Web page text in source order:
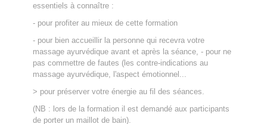
essentiels à connaître :
- pour profiter au mieux de cette formation
- pour bien accueillir la personne qui recevra votre
massage ayurvédique avant et après la séance, - pour ne
pas commettre de fautes (les contre-indications au
massage ayurvédique, l'aspect émotionnel...
> pour préserver votre énergie au fil des séances.
(NB : lors de la formation il est demandé aux participants
de porter un maillot de bain).